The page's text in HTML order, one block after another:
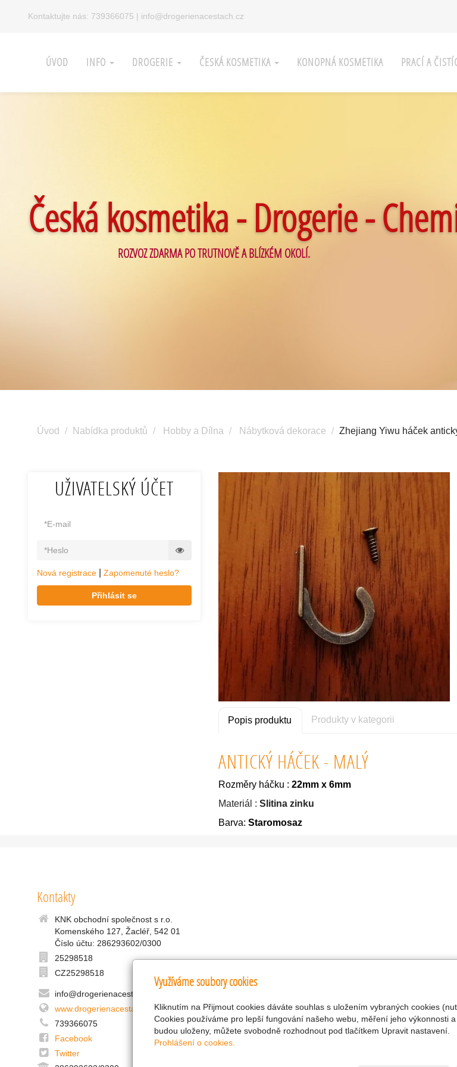
Kontaktujte nás: 739366075 | info@drogerienacestach.cz
ÚVOD INFO DROGERIE ČESKÁ KOSMETIKA KONOPNÁ KOSMETIKA PRACÍ A
Česká kosmetika - Drogerie -
ROZVOZ ZDARMA PO TRUTNOVĚ A BLÍZKÉM OKOLÍ.
Úvod Nabídka produktů Hobby a Dílna Nábytková dekorace Zhejiang Yiwu háček
UŽIVATELSKÝ ÚČET
Nová registrace Zapomenuté heslo?
Přihlásit se
Popis produktu Produkty v kategorii
ANTICKÝ HÁČEK - MALÝ
Rozměry háčku : 22mm x 6mm
Materiál : Slitina zinku
Barva: Staromosaz
Kontakty
KNK obchodní společnost s r.o.
Komenského 127, Žacléř, 542 01
Číslo účtu: 286293602/0300
25298518
CZ25298518
info@drogerienacestach.cz
www.drogerienacestach.cz
739366075
Facebook
Twitter
Využíváme soubory cookies
Kliknutím na Přijmout cookies dáváte souhlas s uložením vybraných cookies
Cookies používáme pro lepší fungování našeho webu, měření jeho výkonnosti
budou uloženy, můžete svobodně rozhodnout pod tlačítkem Upravit nastavení.
Prohlášení o cookies.